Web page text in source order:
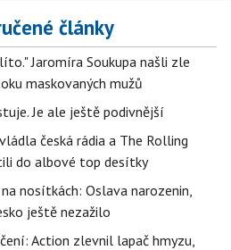
články
Jaromíra Soukupa našli zle
maskovaných mužů
Je ale ještě podivnější
česká rádia a The Rolling
do albové top desítky
nosítkách: Oslava narozenin,
ještě nezažilo
Action zlevnil lapač hmyzu,